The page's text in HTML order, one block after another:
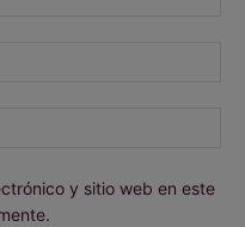
y sitio web en este